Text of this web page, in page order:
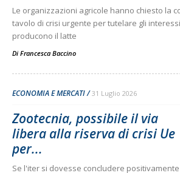
Le organizzazioni agricole hanno chiesto la
tavolo di crisi urgente per tutelare gli
producono il latte
Di Francesca Baccino
ECONOMIA E MERCATI 31 Luglio 2026
Zootecnia, possibile il via
libera alla riserva di crisi Ue
per...
Se l'iter si dovesse concludere